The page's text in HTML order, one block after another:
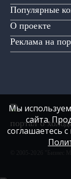
Популярные
О проекте
Реклама на
портал о
Мы
сайта.
соглашаетесь